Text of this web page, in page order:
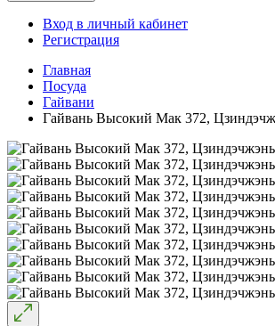
Вход в личный кабинет
Регистрация
Главная
Посуда
Гайвани
Гайвань Высокий Мак 372,